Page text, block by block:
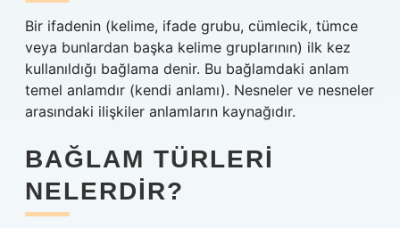
Bir ifadenin (kelime, ifade grubu, cümlecik, tümce
veya bunlardan başka kelime gruplarının) ilk kez
kullanıldığı bağlama denir. Bu bağlamdaki anlam
temel anlamdır (kendi anlamı). Nesneler ve nesneler
arasındaki ilişkiler anlamların kaynağıdır.
BAĞLAM TÜRLERI
NELERDIR?